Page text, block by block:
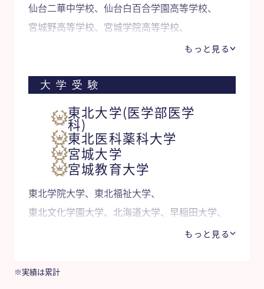
仙台二華中学校、仙台白百合学園高等学校、
宮城野高等学校、宮城学院高等学校、
もっと見る
大学受験
東北大学(医学部医学
科)
東北医科薬科大学
宮城大学
宮城教育大学
東北学院大学、東北福祉大学、
東北文化学園大学、北海道大学、早稲田大学、
帝京大学、東京理科大学、埼玉大学、もっと見る
※実績は累計